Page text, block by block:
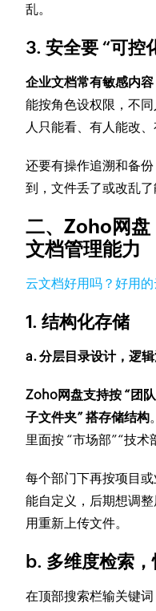
乱。
3. 安全要 “可控
企业文档常有敏感内
能按角色设权限，不
人只能看、有人能改、
还要有操作追溯和备
到，文件丢了或改乱了
二、Zoho网盘
文档管理能力
云文档好用吗？好用
1. 结构化存储
a. 分层目录设计，逻
Zoho网盘支持按 “团
子文件夹” 搭存储结构
里面按 “市场部”“技术
每个部门下再按项目
能自定义，后期想调
用重新上传文件。
b. 多维度检索
在顶部搜索栏输关键